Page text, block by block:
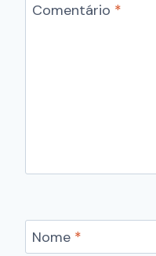
Comentário *
Nome *